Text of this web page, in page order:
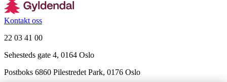
Kontakt oss
22 03 41 00
Sehesteds gate 4, 0164 Oslo
Postboks 6860 Pilestredet Park, 0176 Oslo